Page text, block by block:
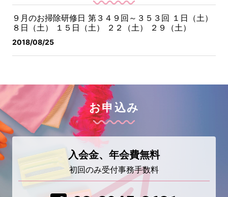
９月のお掃除研修日 第３４９回～３５３回 １日（土）
８日（土） １５日（土） ２２（土） ２９（土）
2018/08/25
お申込み
入会金、年会費無料
初回のみ受付事務手数料